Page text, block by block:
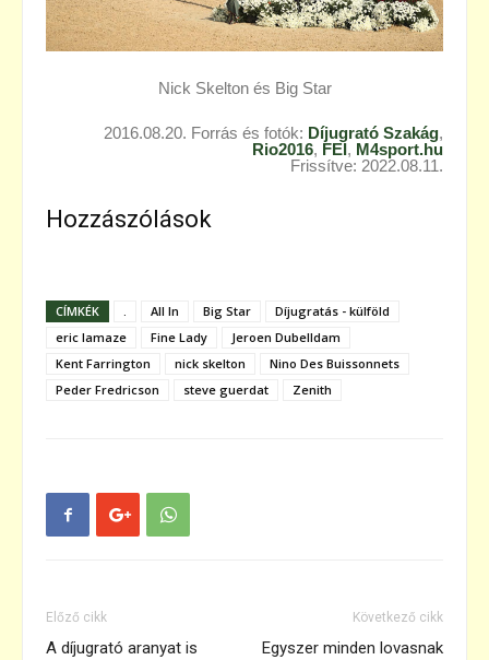
Nick Skelton és Big Star
2016.08.20. Forrás és fotók: Díjugrató Szakág,
Rio2016, FEI, M4sport.hu
Frissítve: 2022.08.11.
Hozzászólások
CÍMKÉK . All In Big Star
Díjugratás - külföld
eric lamaze
Fine Lady
Jeroen Dubelldam
Kent Farrington
nick skelton
Nino Des Buissonnets
Peder Fredricson
steve guerdat Zenith
Előző cikk
A díjugrató aranyat is
Következő cikk
Egyszer minden lovasnak